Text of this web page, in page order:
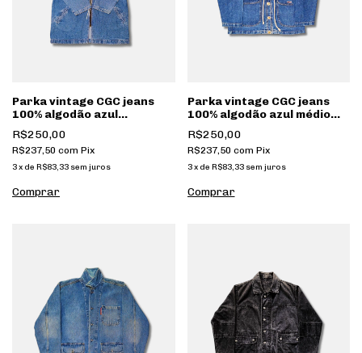
Parka vintage CGC jeans
100% algodão azul
estonada com forro xadrez
[030]
R$250,00
R$237,50 com Pix
3x de R$83,33 sem juros
Parka vintage CGC jeans
100% algodão azul médio
[166]
R$250,00
R$237,50 com Pix
3 x de R$83,33 sem juros